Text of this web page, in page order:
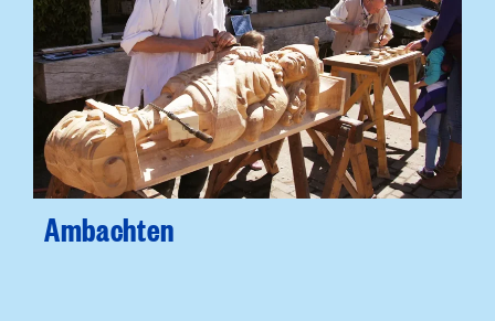
Ambachten